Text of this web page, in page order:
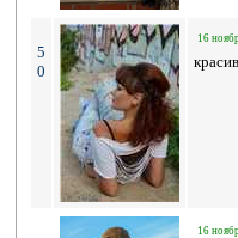
5
0
16
16